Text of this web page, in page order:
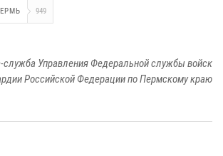
949
служба Управления Федеральной службы войск
Российской Федерации по Пермскому краю